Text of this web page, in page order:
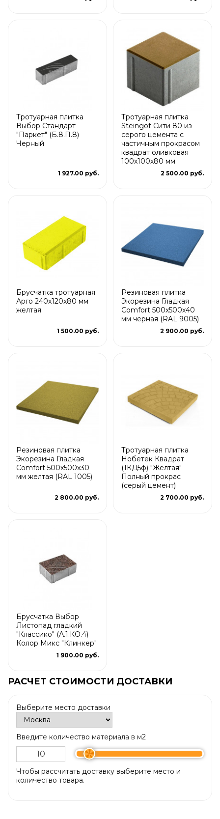
Тротуарная плитка
Выбор Стандарт
"Паркет" (Б.8.П.8)
Черный
1 927.00 руб.
Тротуарная плитка
Steingot Сити 80 из
серого цемента с
частичным прокрасом
квадрат оливковая
100х100х80 мм
2 500.00 руб.
Брусчатка тротуарная
Арго 240x120x80 мм
желтая
1 500.00 руб.
Резиновая плитка
Экорезина Гладкая
Comfort 500x500x40
мм черная (RAL 9005)
2 900.00 руб.
Резиновая плитка
Экорезина Гладкая
Comfort 500x500x30
мм желтая (RAL 1005)
2 800.00 руб.
Тротуарная плитка
Нобетек Квадрат
(1КД5ф) "Желтая"
Полный прокрас
(серый цемент)
2 700.00 руб.
Брусчатка Выбор
Листопад гладкий
"Классико" (А.1.КО.4)
Колор Микс "Клинкер"
1 900.00 руб.
РАСЧЕТ СТОИМОСТИ ДОСТАВКИ
Выберите место доставки
Введите количество материала в м2
Чтобы рассчитать доставку выберите место и
количество товара.